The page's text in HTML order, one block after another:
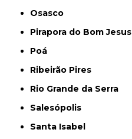
Osasco
Pirapora do Bom Jesus
Poá
Ribeirão Pires
Rio Grande da Serra
Salesópolis
Santa Isabel